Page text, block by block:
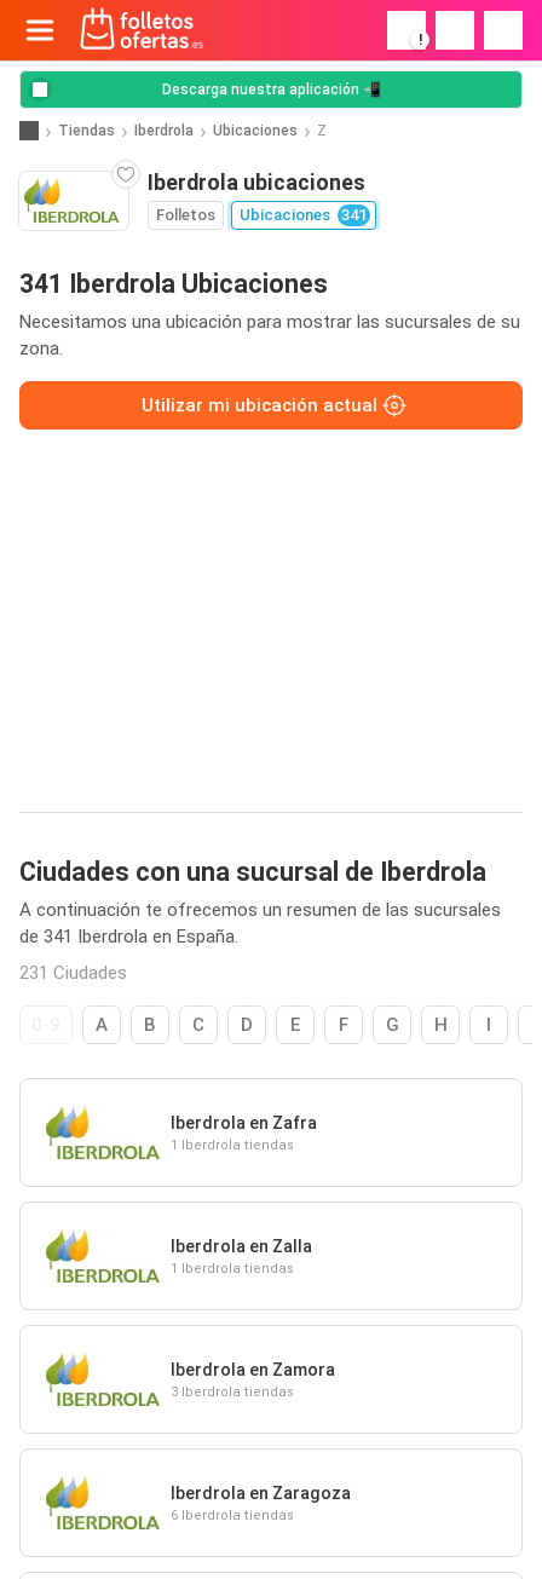
!
Descarga nuestra aplicación 📲
Tiendas Iberdrola Ubicaciones Z
Iberdrola ubicaciones
Folletos Ubicaciones 341
341 Iberdrola Ubicaciones
Necesitamos una ubicación para mostrar las sucursales de su
zona.
Utilizar mi ubicación actual
Ciudades con una sucursal de Iberdrola
A continuación te ofrecemos un resumen de las sucursales
de 341 Iberdrola en España.
231 Ciudades
A B C D E F G H I
Iberdrola en Zafra
1 Iberdrola tiendas
Iberdrola en Zalla
1 Iberdrola tiendas
Iberdrola en Zamora
3 Iberdrola tiendas
Iberdrola en Zaragoza
6 Iberdrola tiendas